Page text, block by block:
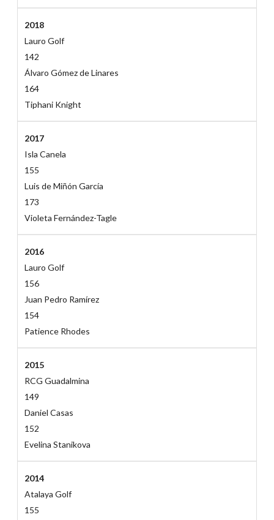
2018
Lauro Golf
142
Álvaro Gómez de Linares
164
Tiphani Knight
2017
Isla Canela
155
Luis de Miñón García
173
Violeta Fernández-Tagle
2016
Lauro Golf
156
Juan Pedro Ramírez
154
Patience Rhodes
2015
RCG Guadalmina
149
Daniel Casas
152
Evelina Stanikova
2014
Atalaya Golf
155